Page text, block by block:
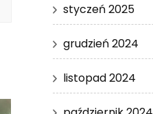
styczeń 2025
grudzień 2024
listopad 2024